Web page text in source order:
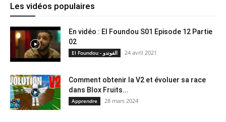
Les vidéos populaires
En vidéo : El Foundou S01 Episode 12 Partie
02
El Foundou - الفوندو 24 avril 2021
Comment obtenir la V2 et évoluer sa race
dans Blox Fruits...
Apprendre 28 mars 2024